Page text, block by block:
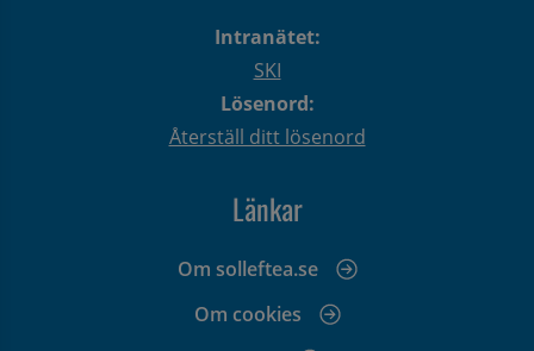
Intranätet:
SKI
Lösenord:
Återställ ditt lösenord
Länkar
Om solleftea.se
Om cookies